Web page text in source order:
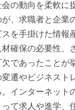
の動向を柔軟に
、求職者と企
を手掛けた情報
確保の必要性
であったことが
遷やビジネス
インターネッ
て求人や進学、